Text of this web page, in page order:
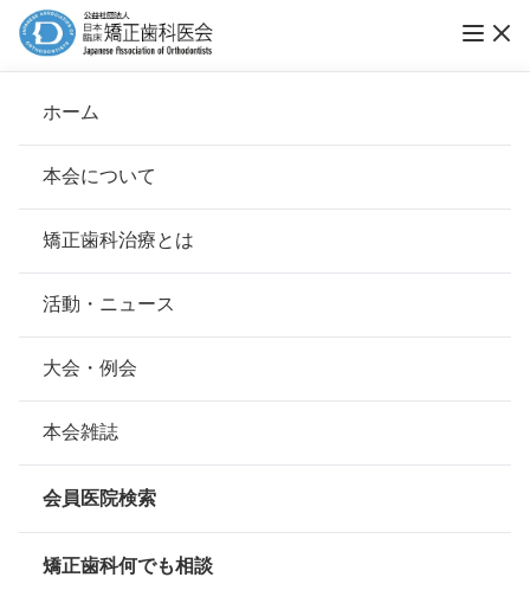
ホーム
本会について
会長挨拶
基本理念
組織について
本会の歴史
情報公開
矯正歯科治療とは
安心して治療を受けていただくための「6つの指針」
安心できる矯正歯科治療契約のための「7つの提言」
矯正歯科治療について
活動・ニュース
大会・例会
本会雑誌
会員医院検索
矯正歯科何でも相談
ホーム 会員医院検索
みほ矯正歯科医院梅田院
所在地
大阪府大阪市北区茶屋町3-14